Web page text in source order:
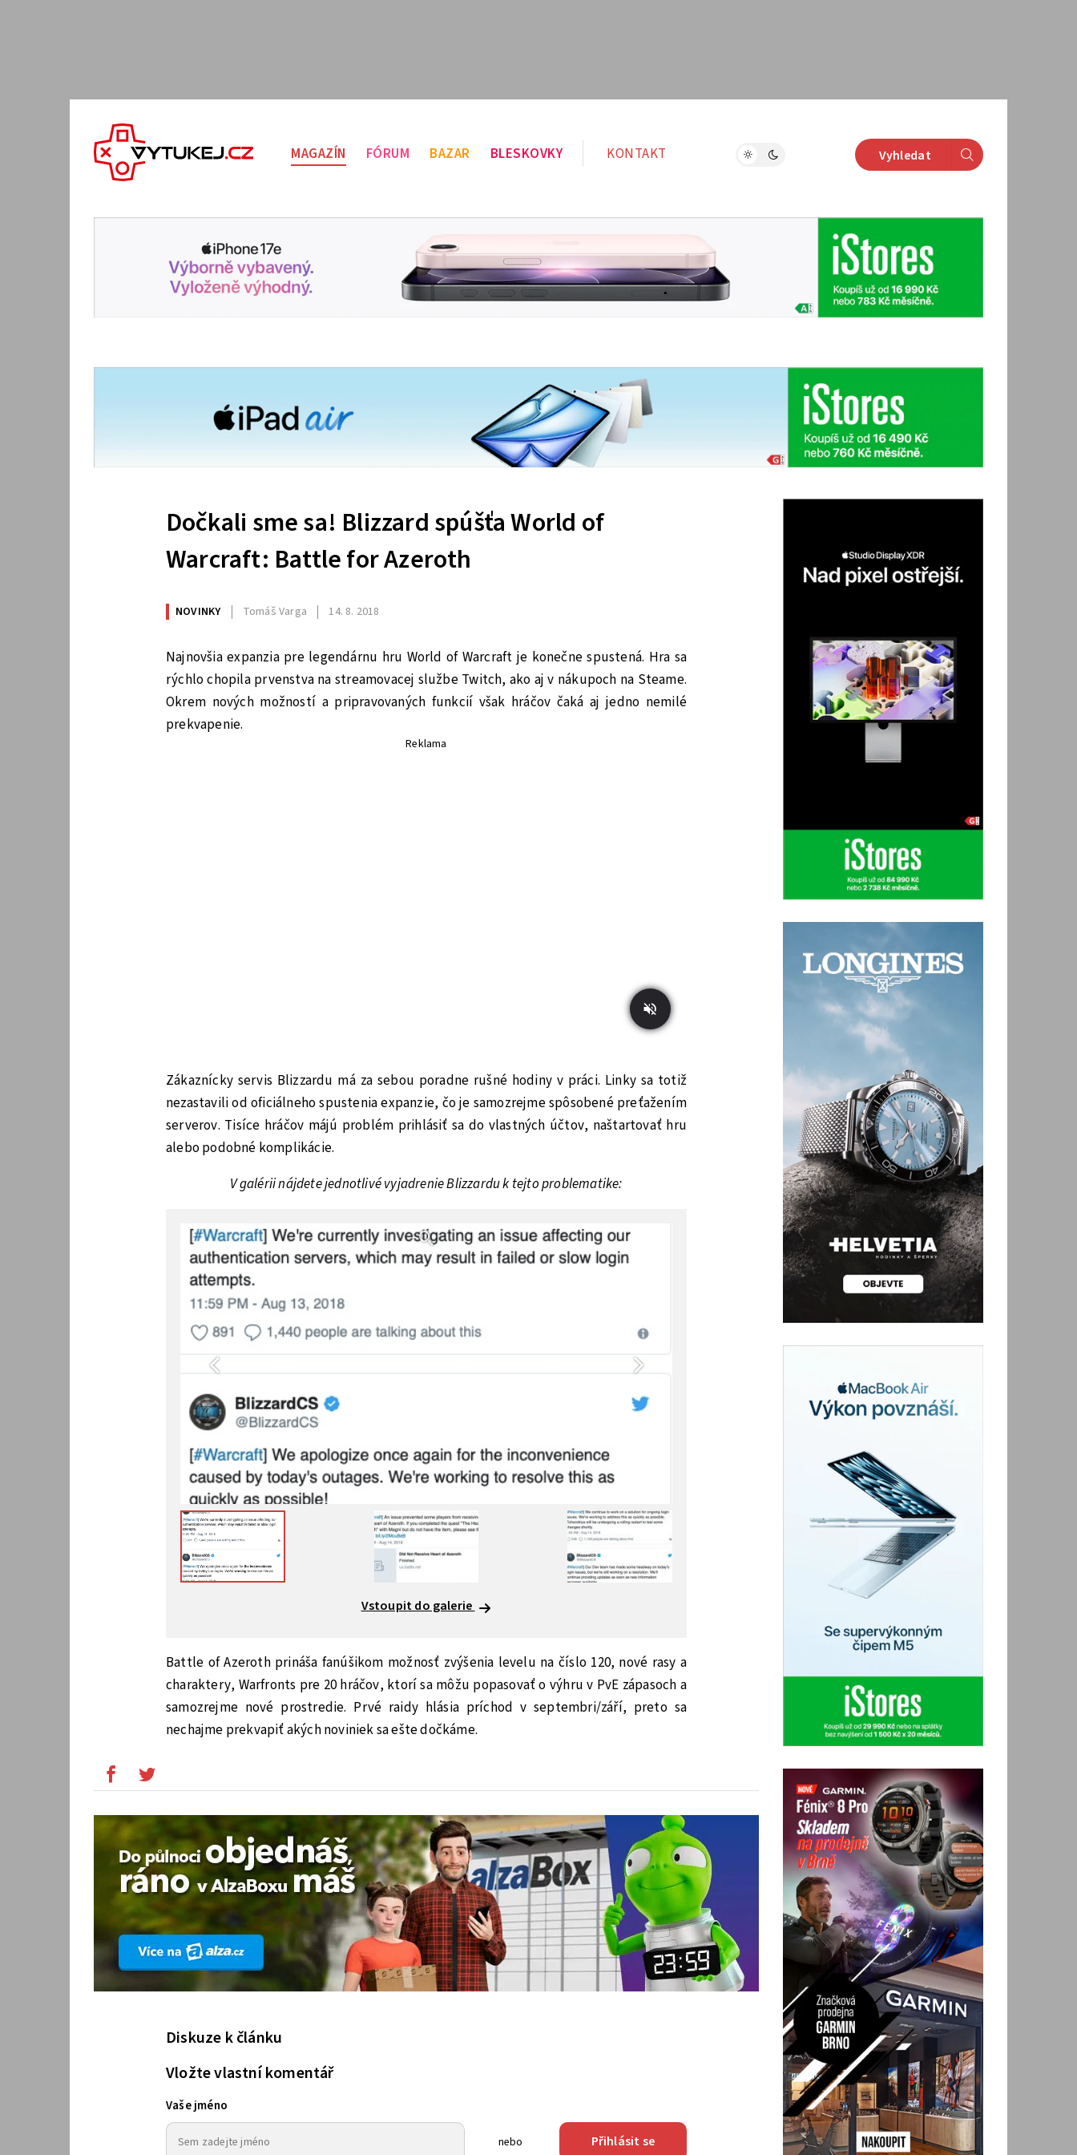
MAGAZÍN FÓRUM BAZAR BLESKOVKY KONTAKT Vyhledat
Dočkali sme sa! Blizzard spúšťa World of
Warcraft: Battle for Azeroth
NOVINKY Tomáš Varga 14. 8. 2018
Najnovšia expanzia pre legendárnu hru World of Warcraft je konečne spustená. Hra sa
rýchlo chopila prvenstva na streamovacej službe Twitch, ako aj v nákupoch na Steame.
Okrem nových možností a pripravovaných funkcií však hráčov čaká aj jedno nemilé
prekvapenie.
Reklama
Zákaznícky servis Blizzardu má za sebou poradne rušné hodiny v práci. Linky sa totiž
nezastavili od oficiálneho spustenia expanzie, čo je samozrejme spôsobené preťažením
serverov. Tisíce hráčov májú problém prihlásiť sa do vlastných účtov, naštartovať hru
alebo podobné komplikácie.
V galérii nájdete jednotlivé vyjadrenie Blizzardu k tejto problematike:
Vstoupit do galerie
Battle of Azeroth prináša fanúšikom možnosť zvýšenia levelu na číslo 120, nové rasy a
charaktery, Warfronts pre 20 hráčov, ktorí sa môžu popasovať o výhru v PvE zápasoch a
samozrejme nové prostredie. Prvé raidy hlásia príchod v septembri/září, preto sa
nechajme prekvapiť akých noviniek sa ešte dočkáme.
Diskuze k článku
Vložte vlastní komentář
Vaše jméno
nebo Přihlásit se